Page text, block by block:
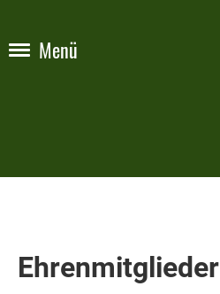
Menü
Ehrenmitglieder